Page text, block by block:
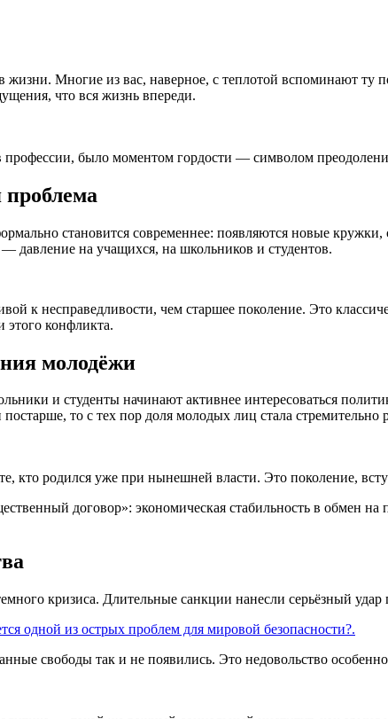
Многие из вас, наверное, с теплотой вспоминают ту
что вся жизнь впереди.
было моментом гордости — символом
проблема
становится современнее: появляются новые
давление на учащихся, на школьников и студентов.
к несправедливости, чем старшее поколение. Это
конфликта.
молодёжи
и студенты начинают активнее интересоваться
то с тех пор доля молодых лиц стала стремительно
кто родился уже при нынешней власти. Это поколение,
договор»: экономическая стабильность в обмен
кризиса. Длительные санкции нанесли серьёзный
одной из острых проблем для мировой безопасности?.
свободы так и не появились. Это недовольство